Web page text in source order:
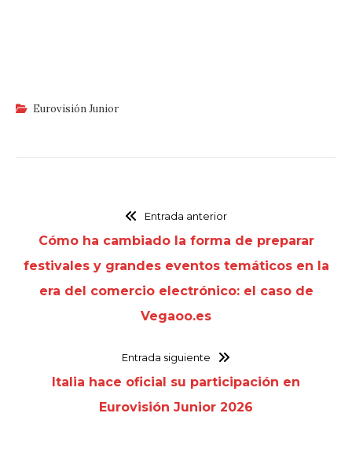
Eurovisión Junior
Entrada anterior
Cómo ha cambiado la forma de preparar
festivales y grandes eventos temáticos en la
era del comercio electrónico: el caso de
Vegaoo.es
Entrada siguiente
Italia hace oficial su participación en
Eurovisión Junior 2026